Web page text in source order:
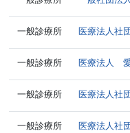
一般診療所 医療法人社
一般診療所 医療法人
一般診療所 医療法人社
一般診療所 医療法人社